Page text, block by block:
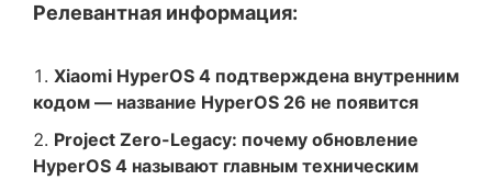
Релевантная информация:
Xiaomi HyperOS 4 подтверждена внутренним
кодом — название HyperOS 26 не появится
Project Zero-Legacy: почему обновление
HyperOS 4 называют главным техническим